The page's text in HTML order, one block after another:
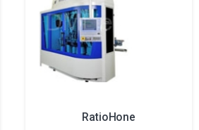
RatioHone